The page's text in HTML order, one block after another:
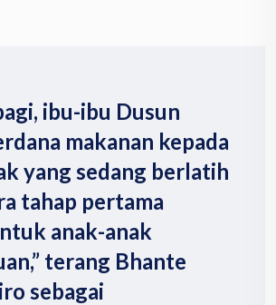
ibu-ibu Dusun
makanan kepada
yang sedang berlatih
tahap pertama
anak-anak
terang Bhante
sebagai